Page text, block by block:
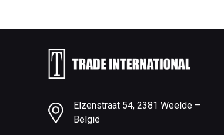
Elzenstraat 54, 2381 Weelde –
België